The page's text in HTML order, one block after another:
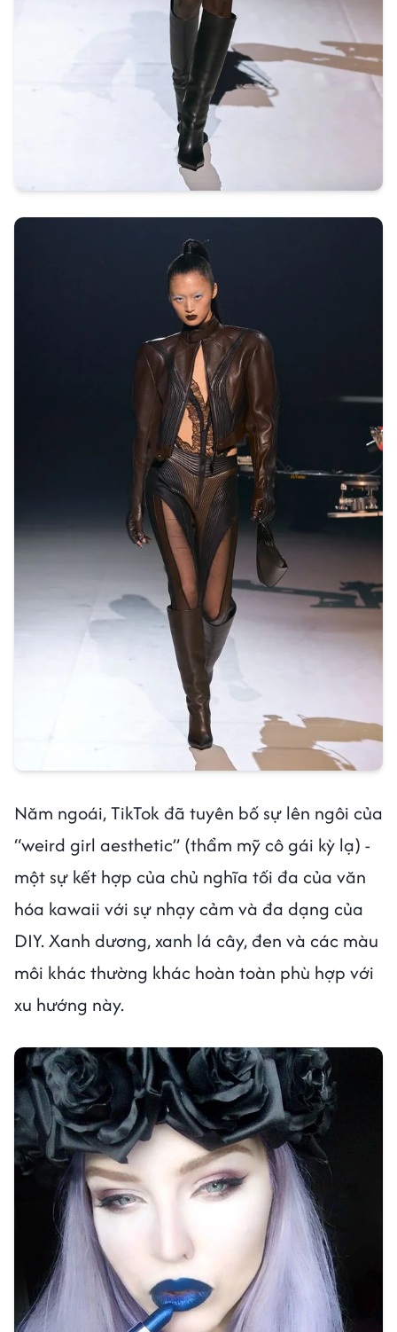
Năm ngoái, TikTok đã tuyên bố sự lên ngôi của
“weird girl aesthetic” (thẩm mỹ cô gái kỳ lạ) -
một sự kết hợp của chủ nghĩa tối đa của văn
hóa kawaii với sự nhạy cảm và đa dạng của
DIY. Xanh dương, xanh lá cây, đen và các màu
môi khác thường khác hoàn toàn phù hợp với
xu hướng này.